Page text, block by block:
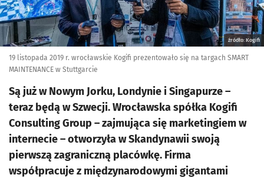
źródło: Kogifi
19 listopada 2019 r. wrocławskie Kogifi prezentowało się na targach SMART
MAINTENANCE w Stuttgarcie
Są już w Nowym Jorku, Londynie i Singapurze –
teraz będą w Szwecji. Wrocławska spółka Kogifi
Consulting Group – zajmująca się marketingiem w
internecie – otworzyła w Skandynawii swoją
pierwszą zagraniczną placówkę. Firma
współpracuje z międzynarodowymi gigantami